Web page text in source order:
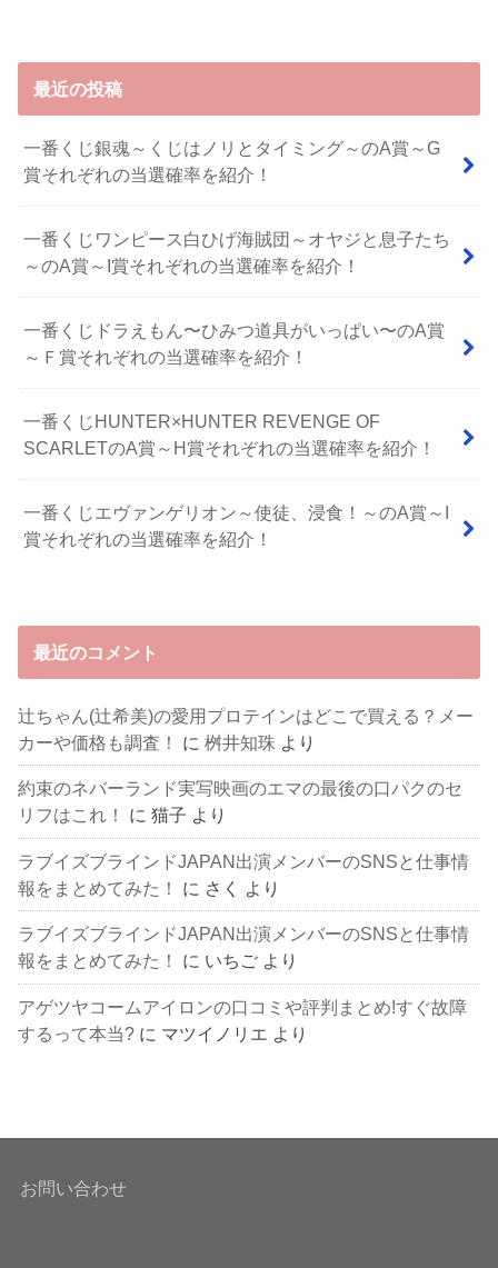
最近の投稿
一番くじ銀魂～くじはノリとタイミング～のA賞～G
賞それぞれの当選確率を紹介！
一番くじワンピース白ひげ海賊団～オヤジと息子たち
～のA賞～I賞それぞれの当選確率を紹介！
⼀番くじドラえもん〜ひみつ道具がいっぱい〜のA賞
～Ｆ賞それぞれの当選確率を紹介！
一番くじHUNTER×HUNTER REVENGE OF
SCARLETのA賞～H賞それぞれの当選確率を紹介！
一番くじエヴァンゲリオン～使徒、浸食！～のA賞～I
賞それぞれの当選確率を紹介！
最近のコメント
辻ちゃん(辻希美)の愛用プロテインはどこで買える？メー
カーや価格も調査！
に桝井知珠 より
約束のネバーランド実写映画のエマの最後の口パクのセ
リフはこれ！
に猫子 より
ラブイズブラインドJAPAN出演メンバーのSNSと仕事情
報をまとめてみた！
に さく より
ラブイズブラインドJAPAN出演メンバーのSNSと仕事情
報をまとめてみた！
に いちご より
アゲツヤコームアイロンの口コミや評判まとめ!すぐ故障
するって本当? に マツイノリエ より
お問い合わせ